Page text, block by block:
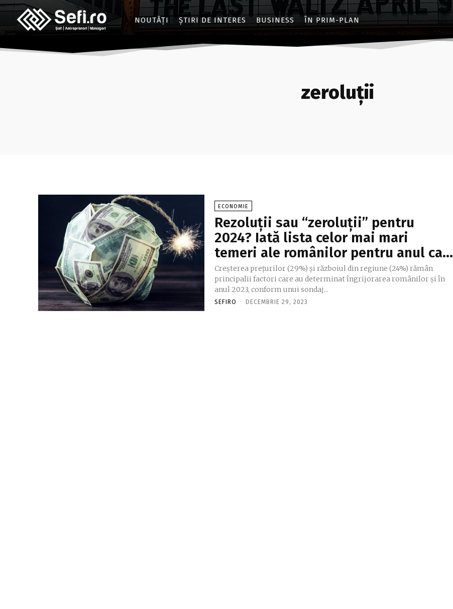
NOUTĂȚI ȘTIRI DE INTERES BUSINESS ÎN PRIM-PLAN
zeroluții
ECONOMIE
Rezoluții sau “zeroluții” pentru
2024? Iată lista celor mai mari
temeri ale românilor pentru anul ca…
Creşterea preţurilor (29%) şi războiul din regiune (24%) rămân
principalii factori care au determinat îngrijorarea românilor şi în
anul 2023, conform unui sondaj...
SEFIRO - DECEMBRIE 29, 2023